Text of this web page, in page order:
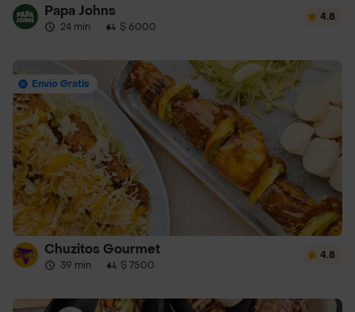
Papa Johns
24 min · $ 6000
4.8
Envío Gratis
Chuzitos Gourmet
39 min · $ 7500
4.8